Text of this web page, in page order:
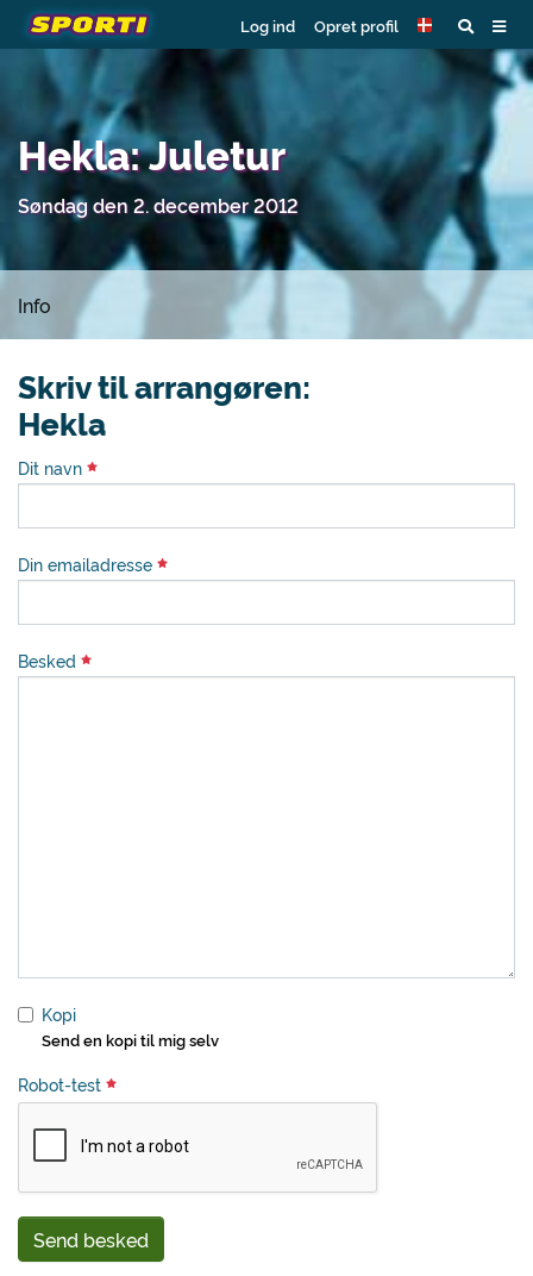
Log ind Opret profil
Hekla: Juletur
Søndag den 2. december 2012
Info
Skriv til arrangøren:
Hekla
Dit navn
Din emailadresse
Besked
Kopi
Send en kopi til mig selv
Robot-test
Send besked